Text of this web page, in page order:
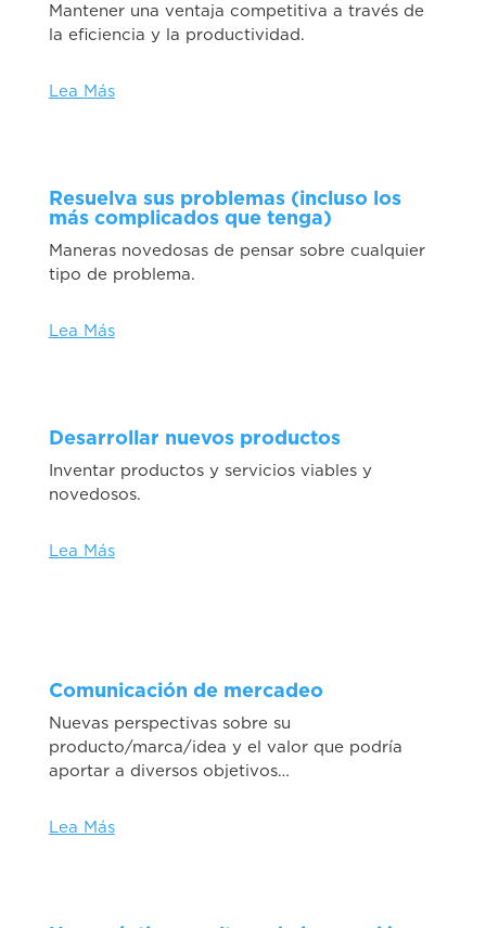
Mantener una ventaja competitiva a través de
la eficiencia y la productividad.
Lea Más
Resuelva sus problemas (incluso los
más complicados que tenga)
Maneras novedosas de pensar sobre cualquier
tipo de problema.
Lea Más
Desarrollar nuevos productos
Inventar productos y servicios viables y
novedosos.
Lea Más
Comunicación de mercadeo
Nuevas perspectivas sobre su
producto/marca/idea y el valor que podría
aportar a diversos objetivos…
Lea Más